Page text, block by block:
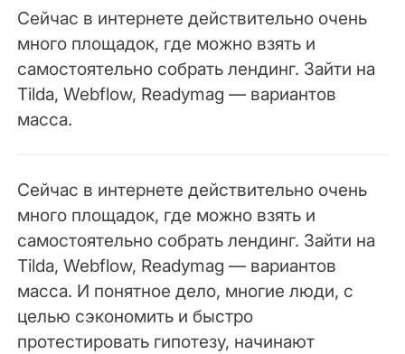
Сейчас в интернете действительно очень
много площадок, где можно взять и
самостоятельно собрать лендинг. Зайти на
Tilda, Webflow, Readymag — вариантов
масса.
Сейчас в интернете действительно очень
много площадок, где можно взять и
самостоятельно собрать лендинг. Зайти на
Tilda, Webflow, Readymag — вариантов
масса. И понятное дело, многие люди, с
целью сэкономить и быстро
протестировать гипотезу, начинают